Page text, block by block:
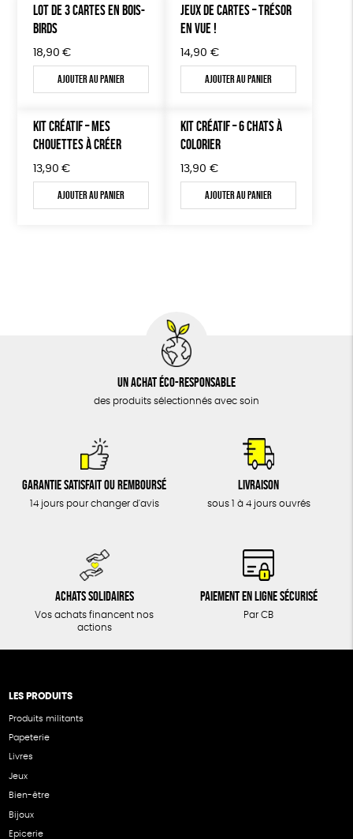
LOT DE 3 CARTES EN BOIS-
BIRDS
18,90 €
Ajouter au panier
JEUX DE CARTES – TRÉSOR
EN VUE !
14,90 €
Ajouter au panier
KIT CRÉATIF – MES
CHOUETTES À CRÉER
13,90 €
Ajouter au panier
KIT CRÉATIF – 6 CHATS À
COLORIER
13,90 €
Ajouter au panier
Un achat éco-responsable
des produits sélectionnés avec soin
Garantie satisfait ou remboursé
14 jours pour changer d'avis
Livraison
sous 1 à 4 jours ouvrés
Achats solidaires
Vos achats financent nos
actions
Paiement en ligne sécurisé
Par CB
LES PRODUITS
Produits militants
Papeterie
Livres
Jeux
Bien-être
Bijoux
Epicerie